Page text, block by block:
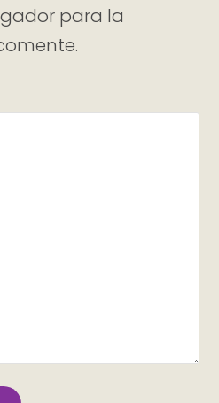
para la